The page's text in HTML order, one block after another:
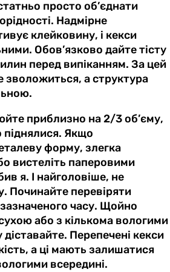
просто об’єднати
Надмірне
клейковину, і кекси
Обов’язково дайте тісту
перед випіканням. За цей
а структура
приблизно на 2/3 об’єму,
Якщо
форму, злегка
вистеліть паперовими
я. І найголовіше, не
Починайте перевіряти
часу. Щойно
або з кількома вологими
Перепечені кекси
а ці мають залишатися
всередині.